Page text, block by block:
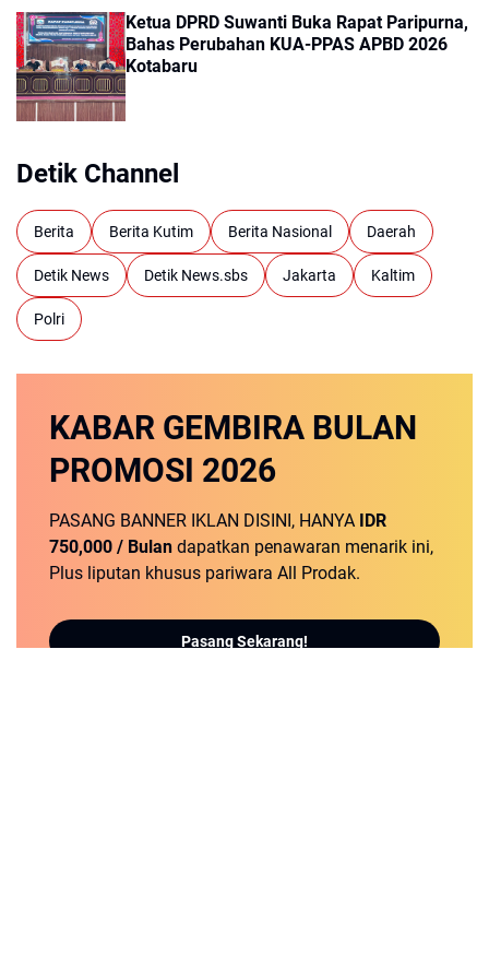
Ketua DPRD Suwanti Buka Rapat Paripurna,
Bahas Perubahan KUA-PPAS APBD 2026
Kotabaru
Detik Channel
Berita Berita Kutim Berita Nasional Daerah
Detik News Detik News.sbs Jakarta Kaltim
Polri
KABAR GEMBIRA BULAN
PROMOSI 2026
PASANG BANNER IKLAN DISINI, HANYA IDR
750,000 / Bulan dapatkan penawaran menarik ini,
Plus liputan khusus pariwara All Prodak.
Pasang Sekarang!